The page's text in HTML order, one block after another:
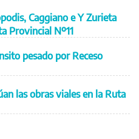
Caggiano e Y Zurieta
Provincial Nº11
pesado por Receso
las obras viales en la Ruta